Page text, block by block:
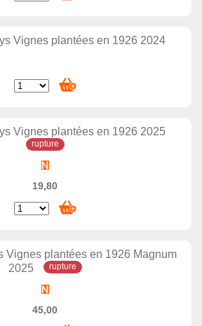
Vignes plantées en 1926 2024
Vignes plantées en 1926 2025
19,80
Vignes plantées en 1926 Magnum
2025
45,00